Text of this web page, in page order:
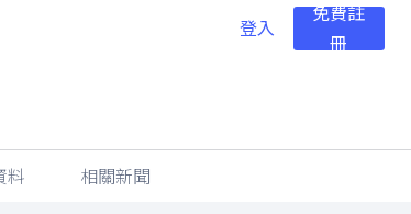
登入
免費註
冊
料 相關新聞